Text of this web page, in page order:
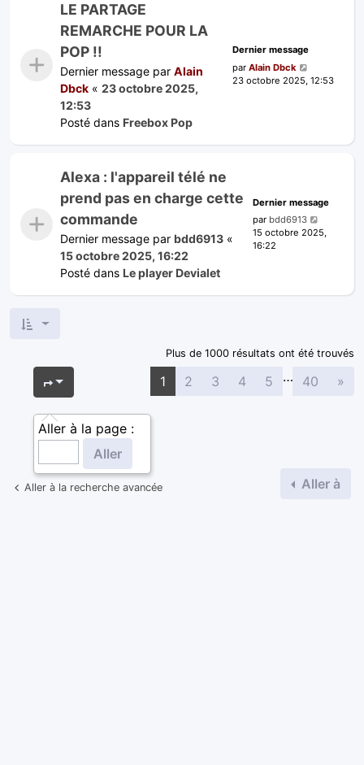
LE PARTAGE
REMARCHE POUR LA
POP !!
Dernier message par Alain
Dbck « 23 octobre 2025,
12:53
Posté dans Freebox Pop
Dernier message
par Alain Dbck
23 octobre 2025, 12:53
Alexa : l'appareil télé ne
prend pas en charge cette
commande
Dernier message par bdd6913 «
15 octobre 2025, 16:22
Posté dans Le player Devialet
Dernier message
par bdd6913
15 octobre 2025,
16:22
Plus de 1000 résultats ont été trouvés
Page
Aller à la page :
1 2 3 4 5 … 40 »
Aller à la recherche avancée Aller à